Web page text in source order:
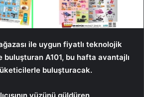
ile uygun fiyatlı teknolojik
A101, bu hafta avantajlı
buluşturacak.
yüzünü güldüren